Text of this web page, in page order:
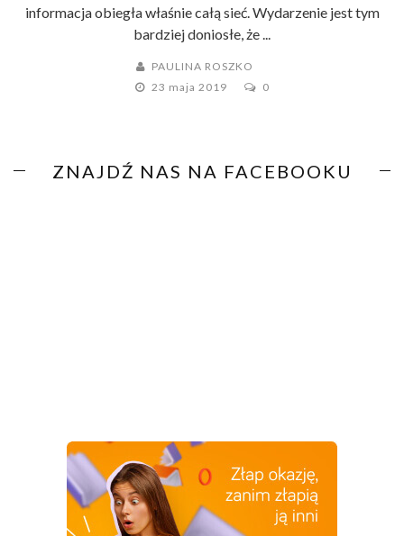
informacja obiegła właśnie całą sieć. Wydarzenie jest tym
bardziej doniosłe, że ...
PAULINA ROSZKO
23 maja 2019
0
ZNAJDŹ NAS NA FACEBOOKU